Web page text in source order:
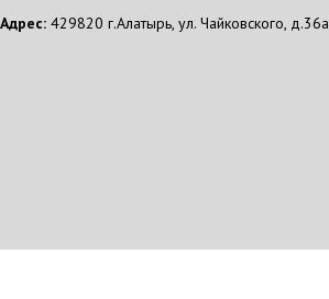
Адрес: 429820 г.Алатырь, ул. Чайковского, д.36а